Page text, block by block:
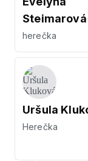
Steimarová
herečka
Uršula
Herečka